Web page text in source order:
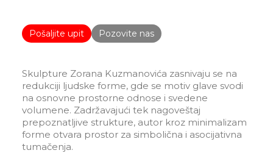
Pošaljite upit Pozovite nas
Skulpture Zorana Kuzmanovića zasnivaju se na
redukciji ljudske forme, gde se motiv glave svodi
na osnovne prostorne odnose i svedene
volumene. Zadržavajući tek nagoveštaj
prepoznatljive strukture, autor kroz minimalizam
forme otvara prostor za simbolična i asocijativna
tumačenja.